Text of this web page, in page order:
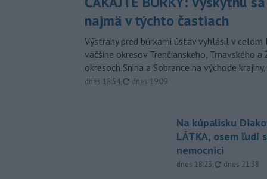
najmä v týchto častiach
Výstrahy pred búrkami ústav vyhlásil v
väčšine okresov Trenčianskeho, Trnavského a
okresoch Snina a Sobrance na východe krajiny.
dnes 18:54, aktualizované
dnes 19:09
Na kúpalisku
LÁTKA, osem ľudí
nemocnici
dnes 18:23, aktualizované
dnes 21:38